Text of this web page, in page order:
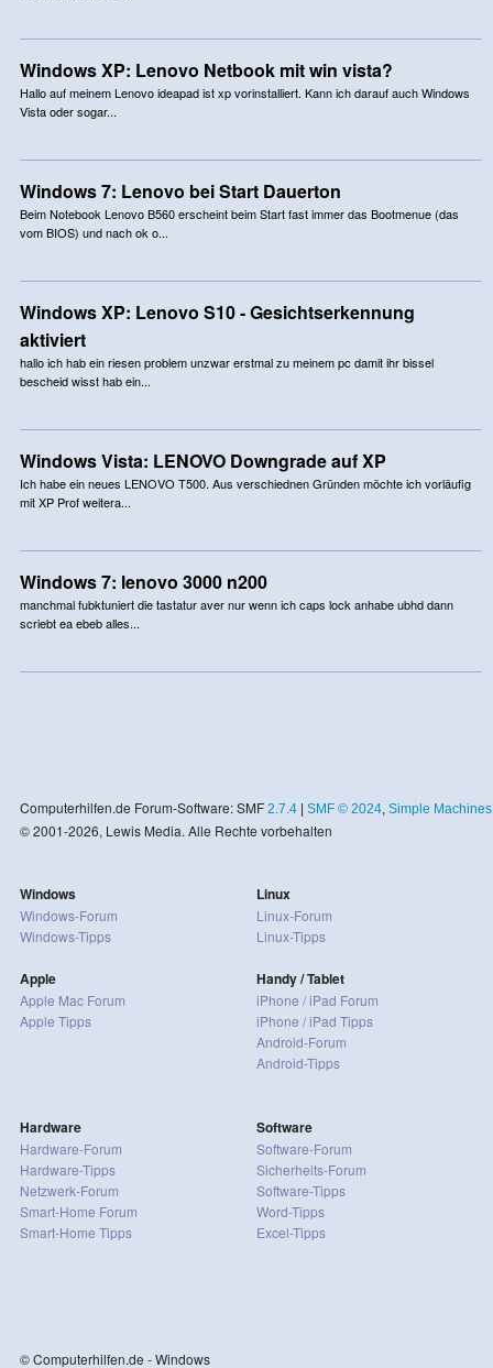
Windows XP: Lenovo Netbook mit win vista?
Hallo auf meinem Lenovo ideapad ist xp vorinstalliert. Kann ich darauf auch Windows
Vista oder sogar...
Windows 7: Lenovo bei Start Dauerton
Beim Notebook Lenovo B560 erscheint beim Start fast immer das Bootmenue (das
vom BIOS) und nach ok o...
Windows XP: Lenovo S10 - Gesichtserkennung
aktiviert
hallo ich hab ein riesen problem unzwar erstmal zu meinem pc damit ihr bissel
bescheid wisst hab ein...
Windows Vista: LENOVO Downgrade auf XP
Ich habe ein neues LENOVO T500. Aus verschiednen Gründen möchte ich vorläufig
mit XP Prof weitera...
Windows 7: lenovo 3000 n200
manchmal fubktuniert die tastatur aver nur wenn ich caps lock anhabe ubhd dann
scriebt ea ebeb alles...
Computerhilfen.de Forum-Software: SMF 2.7.4| SMF © 2024, Simple Machines
© 2001-2026, Lewis Media. Alle Rechte vorbehalten
Windows
Windows-Forum
Windows-Tipps
Apple
Apple Mac Forum
Apple Tipps
Linux
Linux-Forum
Linux-Tipps
Handy / Tablet
iPhone / iPad Forum
iPhone / iPad Tipps
Android-Forum
Android-Tipps
Hardware
Hardware-Forum
Hardware-Tipps
Netzwerk-Forum
Smart-Home Forum
Smart-Home Tipps
Software
Software-Forum
Sicherheits-Forum
Software-Tipps
Word-Tipps
Excel-Tipps
© Computerhilfen.de - Windows